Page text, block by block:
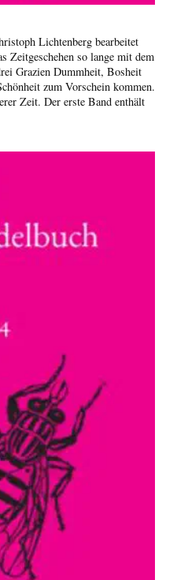
Lichtenberg bearbeitet
Zeitgeschehen so lange mit dem
Grazien Dummheit, Bosheit
zum Vorschein kommen.
Zeit. Der erste Band enthält